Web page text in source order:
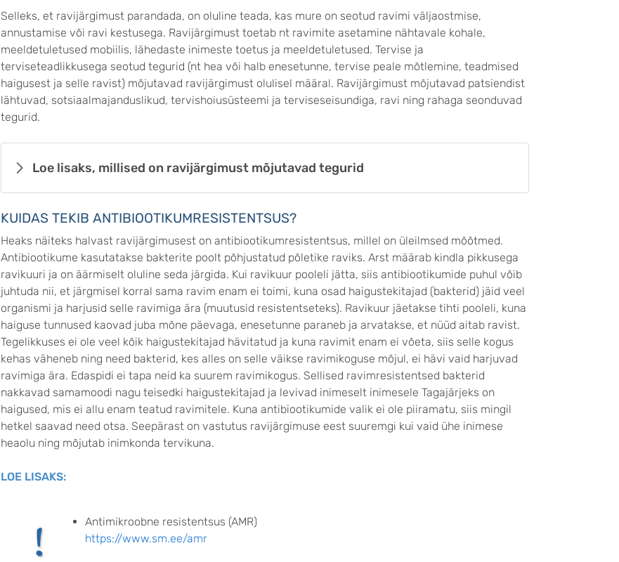
Selleks, et ravijärgimust parandada, on oluline teada, kas mure on seotud ravimi väljaostmise,
annustamise või ravi kestusega. Ravijärgimust toetab nt ravimite asetamine nähtavale kohale,
meeldetuletused mobiilis, lähedaste inimeste toetus ja meeldetuletused. Tervise ja
terviseteadlikkusega seotud tegurid (nt hea või halb enesetunne, tervise peale mõtlemine, teadmised
haigusest ja selle ravist) mõjutavad ravijärgimust olulisel määral. Ravijärgimust mõjutavad patsiendist
lähtuvad, sotsiaalmajanduslikud, tervishoiusüsteemi ja terviseseisundiga, ravi ning rahaga seonduvad
tegurid.
Loe lisaks, millised on ravijärgimust mõjutavad tegurid
KUIDAS TEKIB ANTIBIOOTIKUMRESISTENTSUS?
Heaks näiteks halvast ravijärgimusest on antibiootikumresistentsus, millel on üleilmsed mõõtmed.
Antibiootikume kasutatakse bakterite poolt põhjustatud põletike raviks. Arst määrab kindla pikkusega
ravikuuri ja on äärmiselt oluline seda järgida. Kui ravikuur pooleli jätta, siis antibiootikumide puhul võib
juhtuda nii, et järgmisel korral sama ravim enam ei toimi, kuna osad haigustekitajad (bakterid) jäid veel
organismi ja harjusid selle ravimiga ära (muutusid resistentseteks). Ravikuur jäetakse tihti pooleli, kuna
haiguse tunnused kaovad juba mõne päevaga, enesetunne paraneb ja arvatakse, et nüüd aitab ravist.
Tegelikkuses ei ole veel kõik haigustekitajad hävitatud ja kuna ravimit enam ei võeta, siis selle kogus
kehas väheneb ning need bakterid, kes alles on selle väikse ravimikoguse mõjul, ei hävi vaid harjuvad
ravimiga ära. Edaspidi ei tapa neid ka suurem ravimikogus. Sellised ravimresistentsed bakterid
nakkavad samamoodi nagu teisedki haigustekitajad ja levivad inimeselt inimesele Tagajärjeks on
haigused, mis ei allu enam teatud ravimitele. Kuna antibiootikumide valik ei ole piiramatu, siis mingil
hetkel saavad need otsa. Seepärast on vastutus ravijärgimuse eest suuremgi kui vaid ühe inimese
heaolu ning mõjutab inimkonda tervikuna.
LOE LISAKS:
Antimikroobne resistentsus (AMR)
https://www.sm.ee/amr